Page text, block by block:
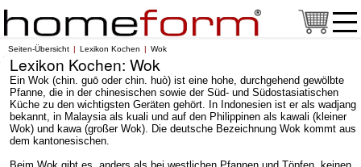
Seiten-Übersicht Lexikon Kochen Wok
Lexikon Kochen: Wok
Ein Wok (chin. guō oder chin. huò) ist eine hohe, durchgehend gewölbte
Pfanne, die in der chinesischen sowie der Süd- und Südostasiatischen
Küche zu den wichtigsten Geräten gehört. In Indonesien ist er als wadjang
bekannt, in Malaysia als kuali und auf den Philippinen als kawali (kleiner
Wok) und kawa (großer Wok). Die deutsche Bezeichnung Wok kommt aus
dem kantonesischen.